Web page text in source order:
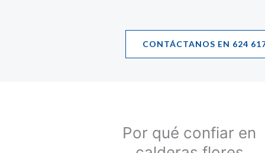
CONTÁCTANOS EN 624
Por qué confiar en